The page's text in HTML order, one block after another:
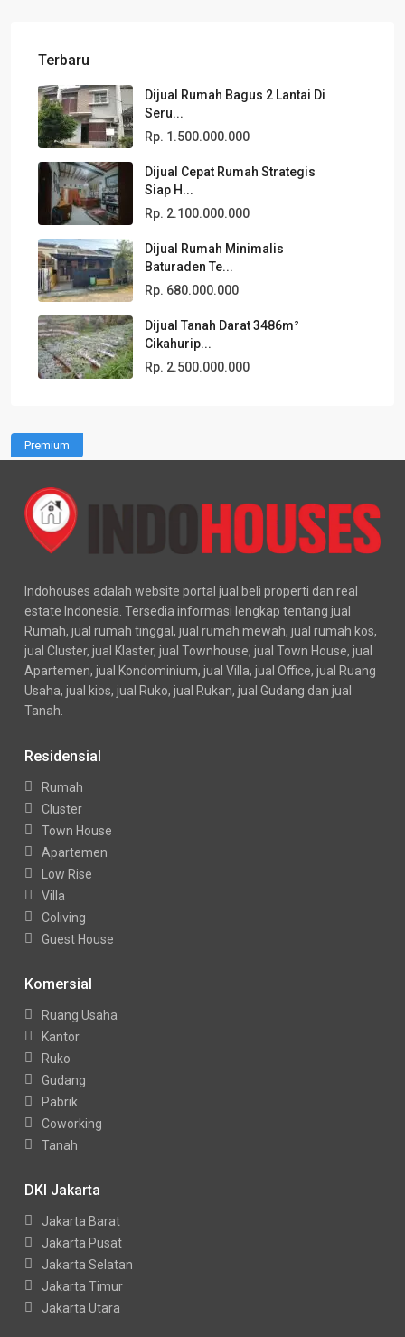
Terbaru
Dijual Rumah Bagus 2 Lantai Di
Seru...
Rp. 1.500.000.000
Dijual Cepat Rumah Strategis
Siap H...
Rp. 2.100.000.000
Dijual Rumah Minimalis
Baturaden Te...
Rp. 680.000.000
Dijual Tanah Darat 3486m²
Cikahurip...
Rp. 2.500.000.000
Premium
Indohouses adalah website portal jual beli properti dan real
estate Indonesia. Tersedia informasi lengkap tentang jual
Rumah, jual rumah tinggal, jual rumah mewah, jual rumah kos,
jual Cluster, jual Klaster, jual Townhouse, jual Town House, jual
Apartemen, jual Kondominium, jual Villa, jual Office, jual Ruang
Usaha, jual kios, jual Ruko, jual Rukan, jual Gudang dan jual
Tanah.
Residensial
Rumah
Cluster
Town House
Apartemen
Low Rise
Villa
Coliving
Guest House
Komersial
Ruang Usaha
Kantor
Ruko
Gudang
Pabrik
Coworking
Tanah
DKI Jakarta
Jakarta Barat
Jakarta Pusat
Jakarta Selatan
Jakarta Timur
Jakarta Utara